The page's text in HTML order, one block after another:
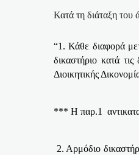
Κατά τη διάταξη
“1. Κάθε διαφορά
δικαστήριο κατά
Διοικητικής
*** Η παρ.1
2. Αρμόδιο